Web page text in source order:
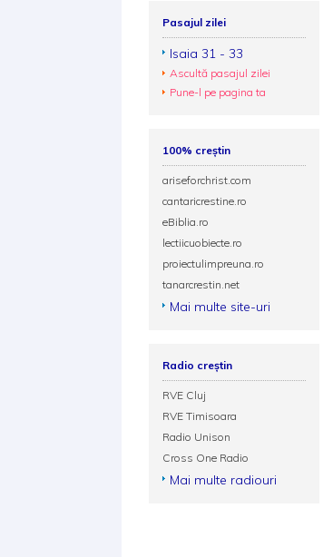
Pasajul zilei
Isaia 31 - 33
Ascultă pasajul zilei
Pune-l pe pagina ta
100% creștin
ariseforchrist.com
cantaricrestine.ro
eBiblia.ro
lectiicuobiecte.ro
proiectulimpreuna.ro
tanarcrestin.net
Mai multe site-uri
Radio creștin
RVE Cluj
RVE Timisoara
Radio Unison
Cross One Radio
Mai multe radiouri